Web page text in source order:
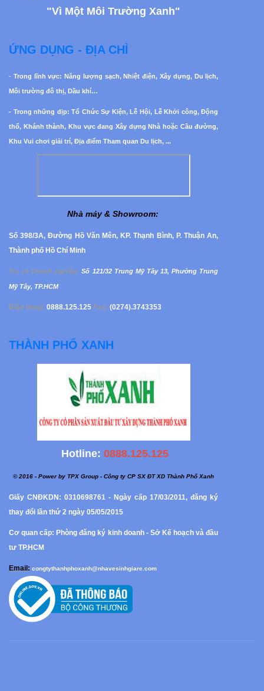
"Vì Một Môi Trường Xanh"
ỨNG DỤNG - ĐỊA CHỈ
- Trong lĩnh vực: Năng lượng sạch, Nhiệt điện, Xây dựng, Du lịch,
Môi trường đô thị, Dầu khí…
- Trong những dịp: Tổ Chức Sự Kiện, Lễ Hội, Lễ Khởi công, Động
thổ, Khánh thành, Khu vực đang Xây dựng Nhà hoặc Cầu đường,
Khu Vui chơi giải trí, Địa điểm Tham quan Du lịch, ...
Nhà máy & Showroom:
Số 398/3A, Đường Hồ Văn Mên, KP. Thạnh Bình, P. Thuận An,
Thành phố Hồ Chí Minh
Trụ sở Doanh nghiệp:Số 121/32 Trung Mỹ Tây 13, Phường Trung
Mỹ Tây, TP.HCM
Điện thoại: 0888.125.125 Fax: (0274).3743353
THÀNH PHỐ XANH
Hotline: 0888.125.125
© 2016 - Power by TPX Group - Công ty CP SX ĐT XD Thành Phố Xanh
Giấy CNĐKDN: 0310698761 - Ngày cấp 17/03/2011, đăng ký
thay đổi lần thứ 2 ngày 05/05/2015
Cơ quan cấp: Phòng đăng ký kinh doanh - Sở Kế hoạch và đầu
tư TP.HCM
Email: congtythanhphoxanh@nhavesinhgiare.com